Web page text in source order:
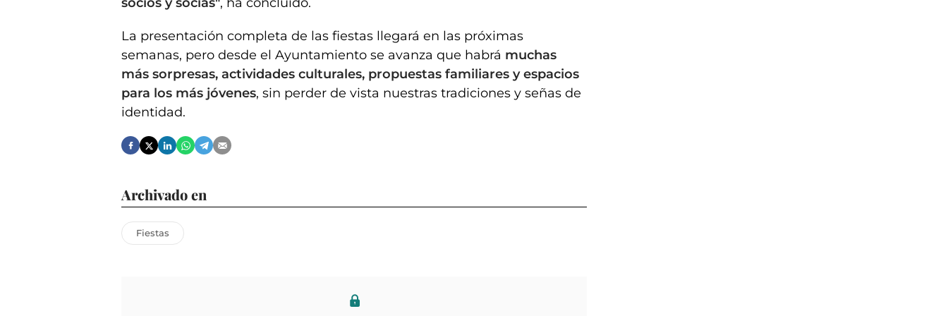
La presentación completa de las fiestas llegará en las próximas
semanas, pero desde el Ayuntamiento se avanza que habrá muchas
más sorpresas, actividades culturales, propuestas familiares y espacios
para los más jóvenes, sin perder de vista nuestras tradiciones y señas de
identidad.
Archivado en
Fiestas